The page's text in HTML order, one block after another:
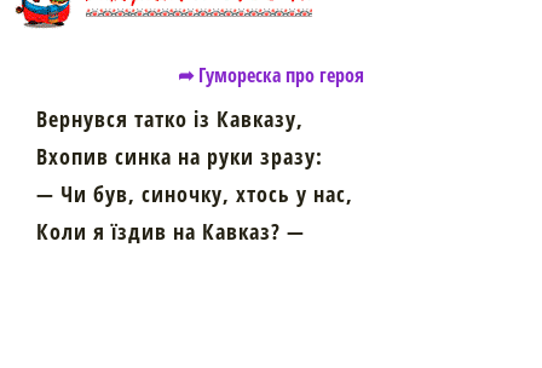
➦ Гумореска про героя
Вернувся татко із Кавказу,
Вхопив синка на руки зразу:
— Чи був, синочку, хтось у нас,
Коли я їздив на Кавказ? —